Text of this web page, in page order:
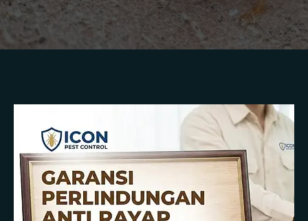
Rayap
dengan
Metode
Soil
Treatment